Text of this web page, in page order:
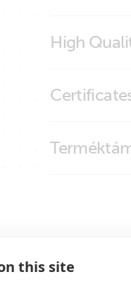
this site
High
GX IO-
GX IO-